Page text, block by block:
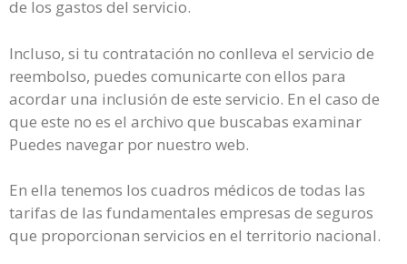
de los gastos del servicio.
Incluso, si tu contratación no conlleva el servicio de
reembolso, puedes comunicarte con ellos para
acordar una inclusión de este servicio. En el caso de
que este no es el archivo que buscabas examinar
Puedes navegar por nuestro web.
En ella tenemos los cuadros médicos de todas las
tarifas de las fundamentales empresas de seguros
que proporcionan servicios en el territorio nacional.